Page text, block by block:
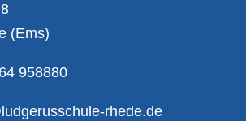
(Ems)
958880
rhede.de